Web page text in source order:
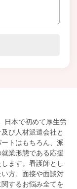
日本で初めて厚生労
び人材派遣会社と
トはもちろん、派
業形態である応援
ます。看護師とし
方、面接や面談対
するお悩み全てを